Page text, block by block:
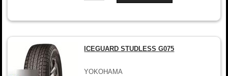
ICEGUARD STUDLESS G075
YOKOHAMA